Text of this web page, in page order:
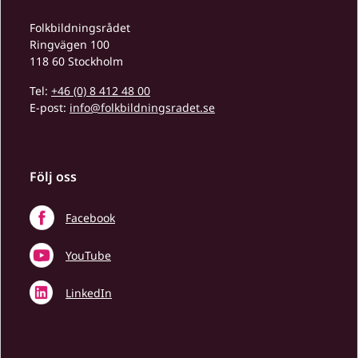
Folkbildningsrådet
Ringvägen 100
118 60 Stockholm
Tel: +46 (0) 8 412 48 00
E-post: info@folkbildningsradet.se
Följ oss
Facebook
YouTube
LinkedIn